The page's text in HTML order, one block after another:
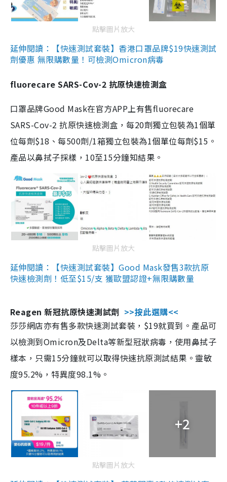
點擊圖片放大
延伸閱讀：【快速測試套裝】香港口罩品牌$19快速測試
劑優惠 無限購數量！可檢測Omicron病毒
fluorecare SARS-Cov-2 抗原快速檢測盒
口罩品牌Good Mask在官方APP上有售fluorecare
SARS-Cov-2 抗原快速檢測盒，每20劑獨立包裝為1個單
位每劑$18、每500劑/1箱獨立包裝為1個單位每劑$15。
產品以鼻拭子採樣，10至15分鐘知結果。
點擊圖片放大
延伸閱讀：【快速測試套裝】Good Mask發售3款抗原
快速檢測劑！低至$15/支 獲歐盟認證+無限購數量
Reagen 新冠抗原快速測試劑 >>按此選購<<
莎莎網店亦有售多款快速測試套裝，$19就買到。產品可
以檢測到Omicron及Delta等新型冠狀病毒，使用鼻拭子
樣本，只需15分鐘就可以取得快速抗原測試結果。靈敏
度95.2%，特異度98.1%。
+2
點擊圖片放大